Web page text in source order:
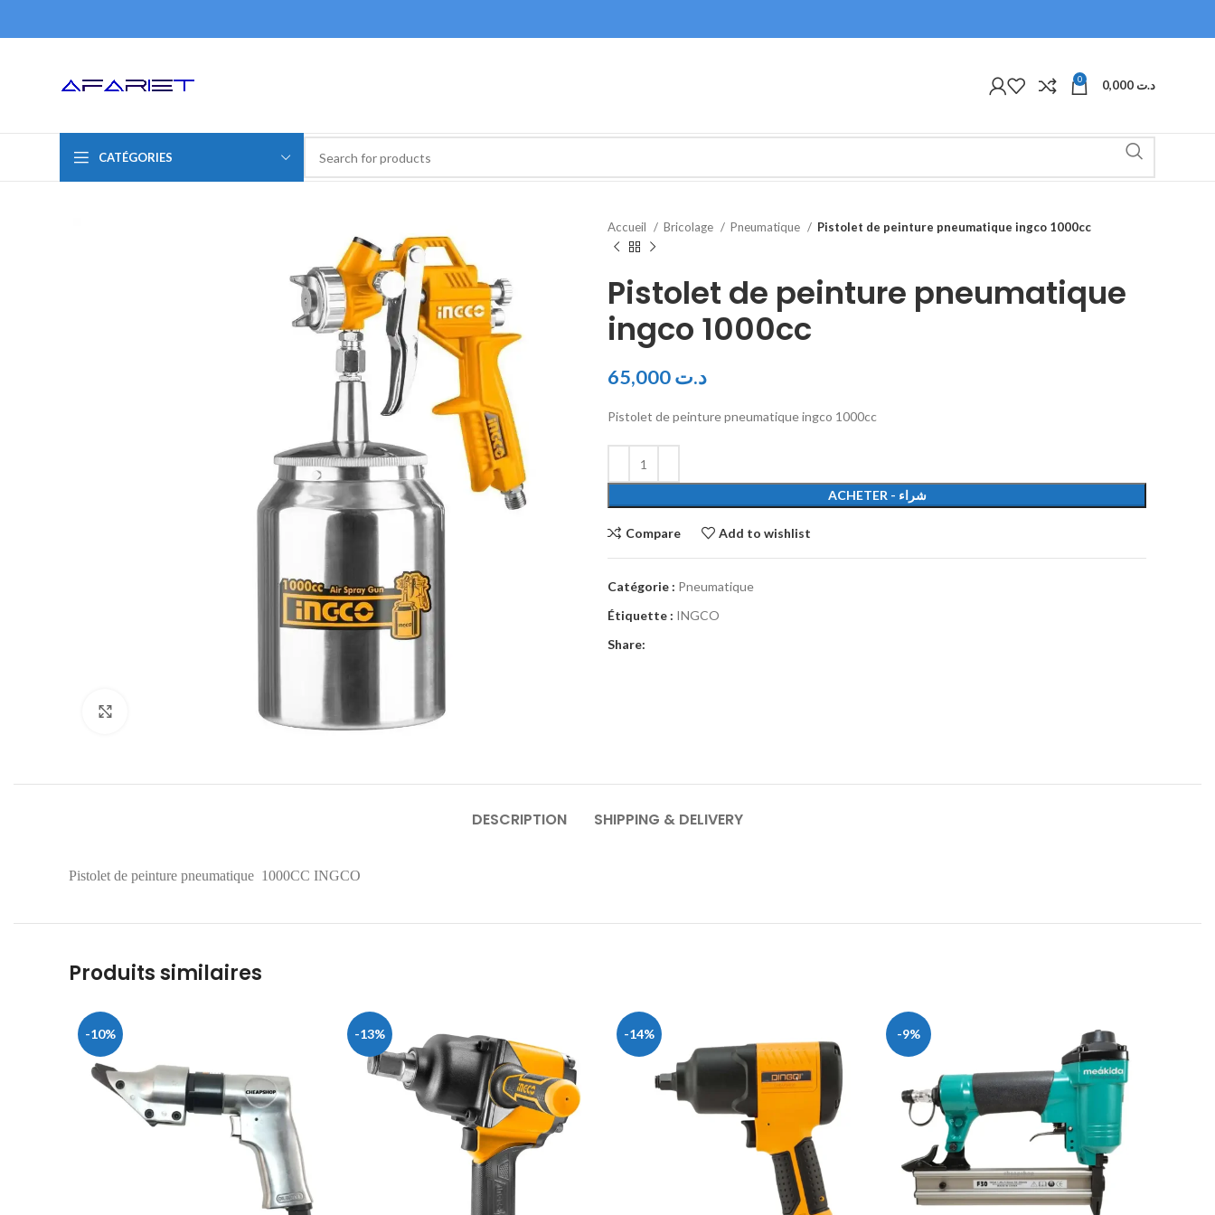
0 د.ت
CATÉGORIES
Accueil Bricolage Pneumatique Pistolet de peinture pneumatique ingco 1000cc
Pistolet de peinture pneumatique
ingco 1000cc
د.ت
Pistolet de peinture pneumatique ingco 1000cc
ACHETER - شراء
Compare Add to wishlist
Catégorie : Pneumatique
Étiquette : INGCO
Share:
DESCRIPTION SHIPPING & DELIVERY
Pistolet de peinture pneumatique 1000CC INGCO
Produits similaires
-10% -13% -14% -9%